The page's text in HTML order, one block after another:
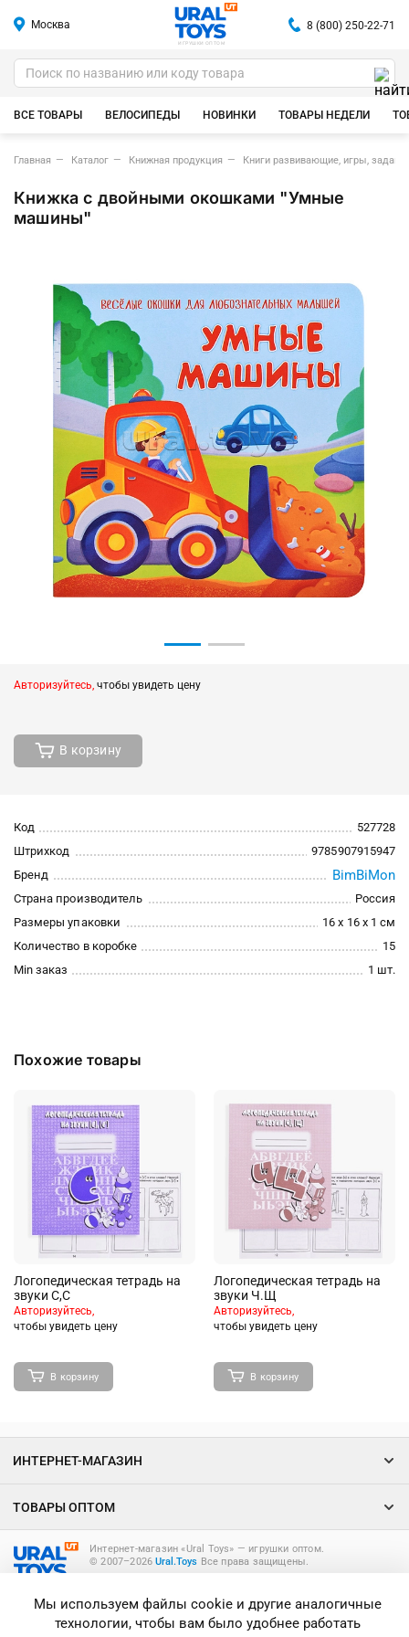
Москва
ИГРУШКИ ОПТОМ
8 (800) 250-22-71
ВСЕ ТОВАРЫ ВЕЛОСИПЕДЫ НОВИНКИ ТОВАРЫ НЕДЕЛИ
Главная Каталог Книжная продукция Книги развивающие, игры,
Книжка с двойными окошками "Умные
машины"
Авторизуйтесь, чтобы увидеть цену
В корзину
Код
527728
Штрихкод
9785907915947
Бренд
BimBiMon
Страна производитель
Россия
Размеры упаковки
16 x 16 x 1 см
Количество в коробке
15
Min заказ
1 шт.
Похожие товары
Логопедическая тетрадь на
звуки С,С
Авторизуйтесь,
чтобы увидеть цену
В корзину
Логопедическая тетрадь на
звуки Ч.Щ
Авторизуйтесь,
чтобы увидеть цену
В корзину
Интернет-магазин «Ural Toys» ― игрушки оптом.
© 2007–2026Ural.Toys Все права защищены.
ИНТЕРНЕТ-МАГАЗИН
ТОВАРЫ ОПТОМ
Мы используем файлы cookie и другие аналогичные
технологии, чтобы вам было удобнее работать